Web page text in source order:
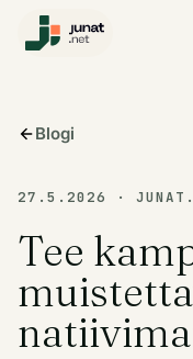
Blogi
27.5.2026 ·
Tee